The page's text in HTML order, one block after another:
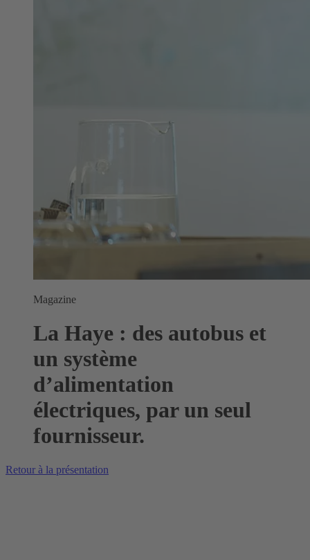
Magazine
La Haye : des autobus et
un système
d’alimentation
électriques, par un seul
fournisseur.
Retour à la présentation